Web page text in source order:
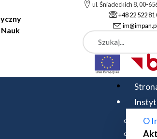
ul. Śniadeckich 8, 00-
+48 22 522 81
im@impan.pl
Szukaj
O
Nauk Aktualności
KURATOWSKIEGO W